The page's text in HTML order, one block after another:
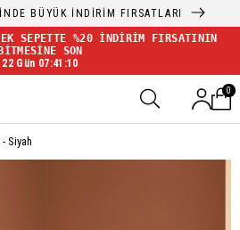
BÜYÜK İNDİRİM FIRSATLARI
SEPETTE %20 İNDİRİM FIRSATININ
BİTMESİNE SON
22 Gün 07:41:10
0
Siyah